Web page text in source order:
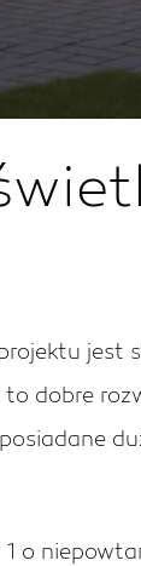
jest
to dobre
o